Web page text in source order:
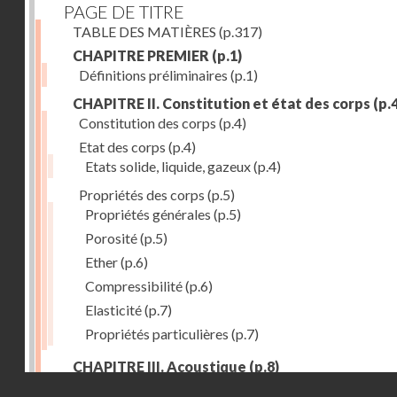
PAGE DE TITRE
TABLE DES MATIÈRES (p.317)
CHAPITRE PREMIER (p.1)
Définitions préliminaires (p.1)
CHAPITRE II. Constitution et état des corps
Constitution des corps (p.4)
Etat des corps (p.4)
Etats solide, liquide, gazeux(p.4)
Propriétés des corps (p.5)
Propriétés générales (p.5)
Porosité(p.5)
Ether(p.6)
Compressibilité(p.6)
Elasticité(p.7)
Propriétés particulières (p.7)
CHAPITRE III. Acoustique (p.8)